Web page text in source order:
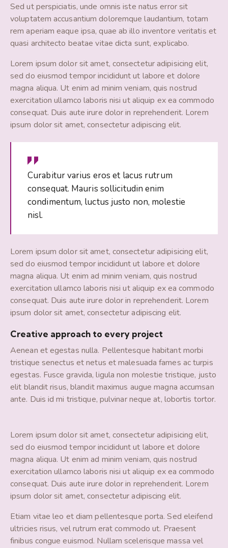
Sed ut perspiciatis, unde omnis iste natus error sit
voluptatem accusantium doloremque laudantium, totam
rem aperiam eaque ipsa, quae ab illo inventore veritatis et
quasi architecto beatae vitae dicta sunt, explicabo.
Lorem ipsum dolor sit amet, consectetur adipisicing elit,
sed do eiusmod tempor incididunt ut labore et dolore
magna aliqua. Ut enim ad minim veniam, quis nostrud
exercitation ullamco laboris nisi ut aliquip ex ea commodo
consequat. Duis aute irure dolor in reprehenderit. Lorem
ipsum dolor sit amet, consectetur adipiscing elit.
Curabitur varius eros et lacus rutrum
consequat. Mauris sollicitudin enim
condimentum, luctus justo non, molestie
nisl.
Lorem ipsum dolor sit amet, consectetur adipisicing elit,
sed do eiusmod tempor incididunt ut labore et dolore
magna aliqua. Ut enim ad minim veniam, quis nostrud
exercitation ullamco laboris nisi ut aliquip ex ea commodo
consequat. Duis aute irure dolor in reprehenderit. Lorem
ipsum dolor sit amet, consectetur adipiscing elit.
Creative approach to every project
Aenean et egestas nulla. Pellentesque habitant morbi
tristique senectus et netus et malesuada fames ac turpis
egestas. Fusce gravida, ligula non molestie tristique, justo
elit blandit risus, blandit maximus augue magna accumsan
ante. Duis id mi tristique, pulvinar neque at, lobortis tortor.
Lorem ipsum dolor sit amet, consectetur adipisicing elit,
sed do eiusmod tempor incididunt ut labore et dolore
magna aliqua. Ut enim ad minim veniam, quis nostrud
exercitation ullamco laboris nisi ut aliquip ex ea commodo
consequat. Duis aute irure dolor in reprehenderit. Lorem
ipsum dolor sit amet, consectetur adipiscing elit.
Etiam vitae leo et diam pellentesque porta. Sed eleifend
ultricies risus, vel rutrum erat commodo ut. Praesent
finibus congue euismod. Nullam scelerisque massa vel